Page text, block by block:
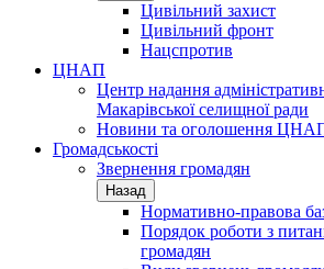
Цивільний захист
Цивільний фронт
Нацспротив
ЦНАП
Центр надання
Макарівської селищної ради
Новини та оголошення
Громадськості
Звернення громадян
Назад
Нормативно-правова
Порядок роботи з
громадян